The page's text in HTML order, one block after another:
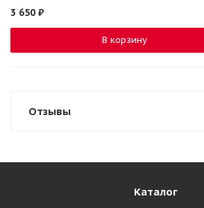
3 650 ₽
В корзину
Отзывы
Каталог